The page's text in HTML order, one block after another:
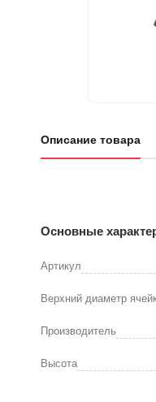
Описание товара
Основные
Артикул
Верхний диаметр
Производитель
Высота